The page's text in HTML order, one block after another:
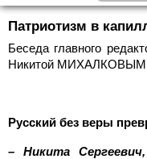
Патриотизм в
Беседа главного
Никитой МИХАЛКОВЫМ
Русский без веры
– Никита